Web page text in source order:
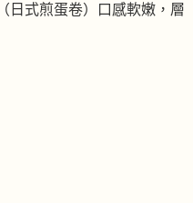
日式煎蛋卷）口感軟嫩，層